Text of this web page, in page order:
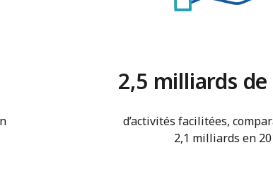
2,5 milliards
d’activités facilitées,
2,1 milliards en